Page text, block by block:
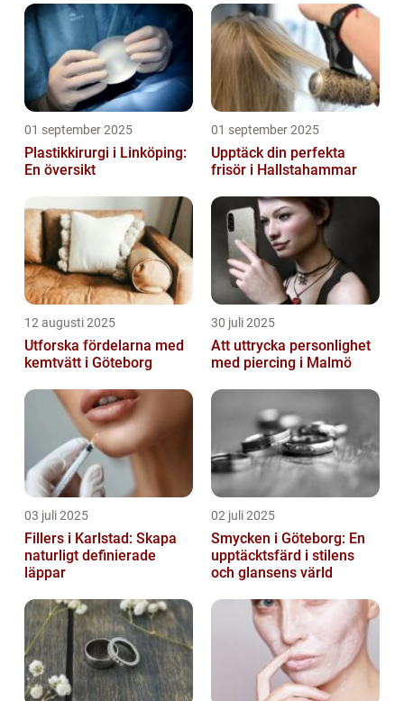
01 september 2025
Plastikkirurgi i Linköping:
En översikt
01 september 2025
Upptäck din perfekta
frisör i Hallstahammar
12 augusti 2025
Utforska fördelarna med
kemtvätt i Göteborg
30 juli 2025
Att uttrycka personlighet
med piercing i Malmö
03 juli 2025
Fillers i Karlstad: Skapa
naturligt definierade
läppar
02 juli 2025
Smycken i Göteborg: En
upptäcktsfärd i stilens
och glansens värld